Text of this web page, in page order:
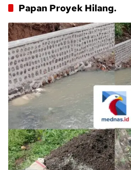
Papan Proyek Hilang.